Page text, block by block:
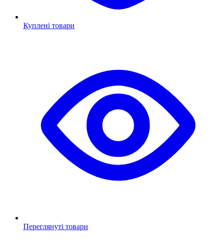
Куплені товари
Переглянуті товари